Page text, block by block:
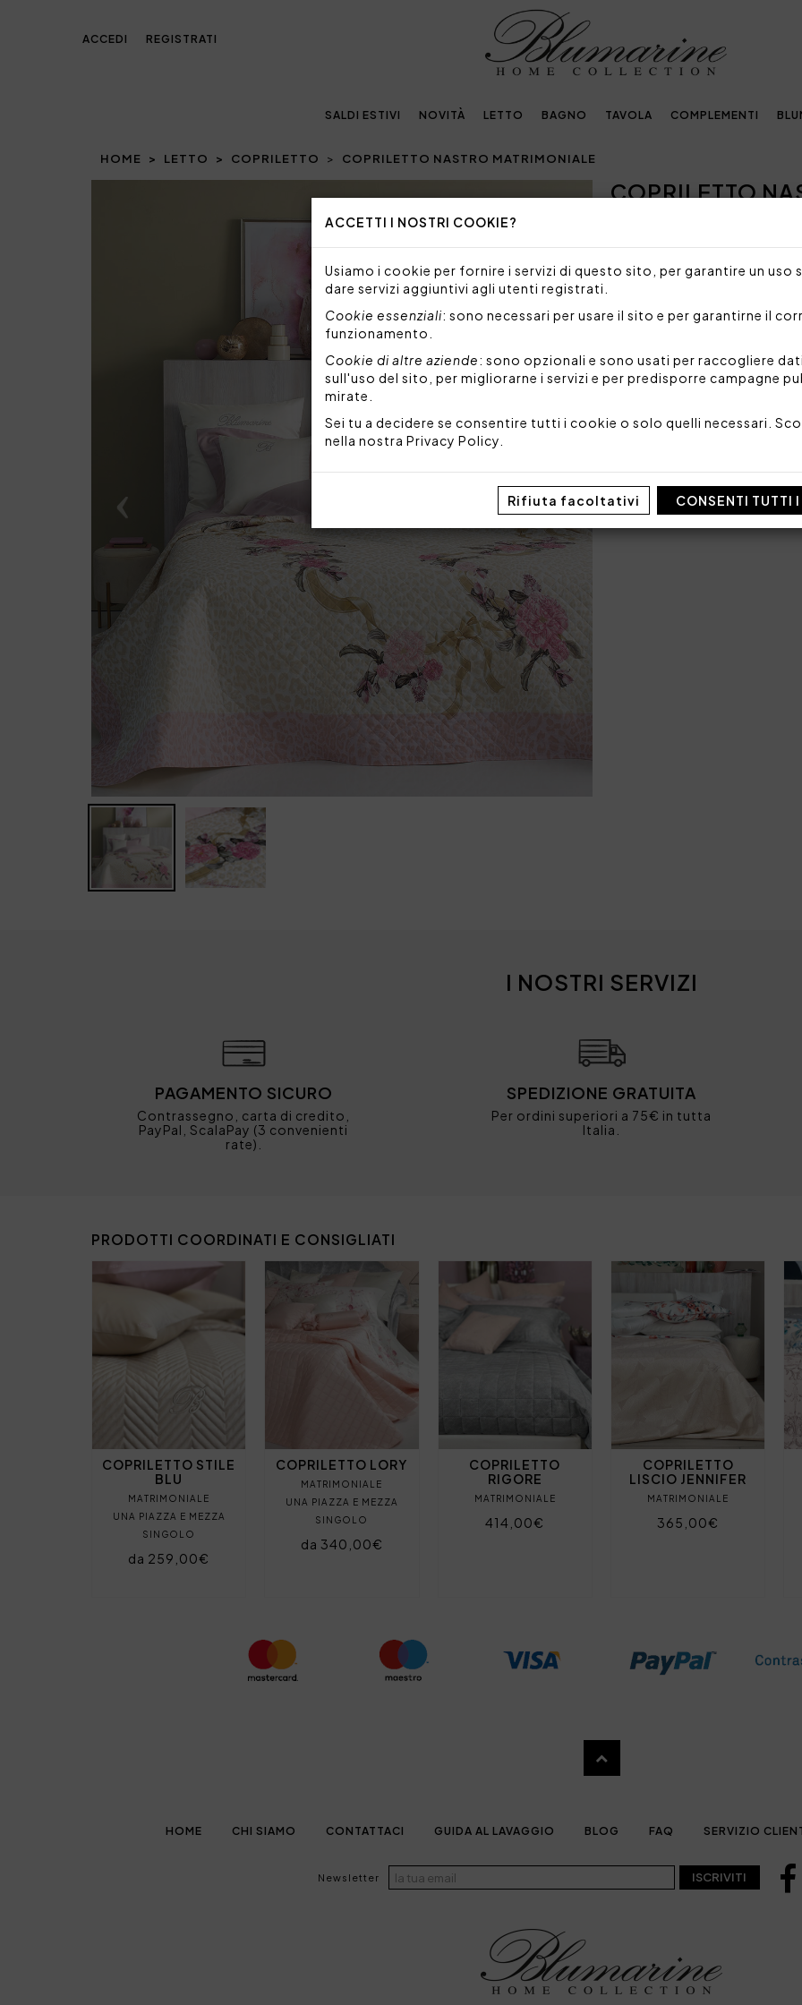
ACCETTI I NOSTRI COOKIE?
Usiamo i cookie per fornire i servizi di questo sito, per garantire un uso
dare servizi aggiuntivi agli utenti registrati.
Cookie essenziali: sono necessari per usare il sito e per garantirne il
funzionamento.
Cookie di altre aziende: sono opzionali e sono usati per raccogliere
sull'uso del sito, per migliorarne i servizi e per predisporre campagne
mirate.
Sei tu a decidere se consentire tutti i cookie o solo quelli necessari.
nella nostra Privacy Policy
Rifiuta facoltativi CONSENTI TUTTI
ACCEDI REGISTRATI
SALDI ESTIVI NOVITÀ LETTO BAGNO TAVOLA COMPLEMENTI
HOME LETTO COPRILETTO COPRILETTO NASTRO MATRIMONIALE
NextCOPRILETTO
Siamo spiacenti, ma al
prodotto.
Copriletto matrimoniale
tessuto è presente il logo
Misure: 270x270 cm
Tessuto sopra: 100%
Tessuto sotto: 100%
Made in Italy
Imballo: Scatola
I NOSTRI SERVIZI
PAGAMENTO SICURO
Contrassegno, carta di credito,
PayPal, ScalaPay (3 convenienti
rate).
SPEDIZIONE GRATUITA
Per ordini superiori a 75€ in tutta
Italia.
PRODOTTI COORDINATI E CONSIGLIATI
COPRILETTO STILE
BLU
MATRIMONIALE
UNA PIAZZA E MEZZA
SINGOLO
da 259,00€
COPRILETTO LORY
MATRIMONIALE
UNA PIAZZA E MEZZA
SINGOLO
da 340,00€
COPRILETTO
RIGORE
MATRIMONIALE
414,00€
COPRILETTO
LISCIO JENNIFER
MATRIMONIALE
365,00€
HOME CHI SIAMO CONTATTACI GUIDA AL LAVAGGIO BLOG FAQ SERVIZIO
Newsletter ISCRIVITI